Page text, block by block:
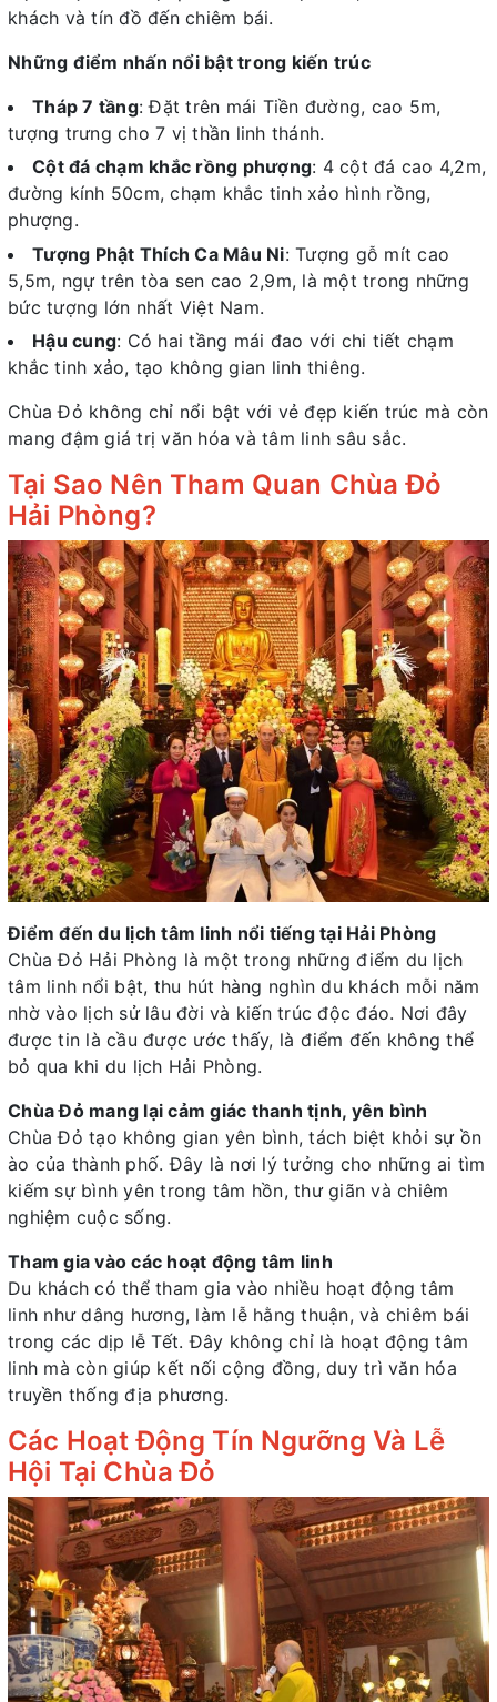
khách và tín đồ đến chiêm bái.
Những điểm nhấn nổi bật trong kiến trúc
Tháp 7 tầng: Đặt trên mái Tiền đường, cao 5m,
tượng trưng cho 7 vị thần linh thánh.
Cột đá chạm khắc rồng phượng: 4 cột đá cao 4,2m,
đường kính 50cm, chạm khắc tinh xảo hình rồng,
phượng.
Tượng Phật Thích Ca Mâu Ni: Tượng gỗ mít cao
5,5m, ngự trên tòa sen cao 2,9m, là một trong những
bức tượng lớn nhất Việt Nam.
Hậu cung: Có hai tầng mái đao với chi tiết chạm
khắc tinh xảo, tạo không gian linh thiêng.
Chùa Đỏ không chỉ nổi bật với vẻ đẹp kiến trúc mà còn
mang đậm giá trị văn hóa và tâm linh sâu sắc.
Tại Sao Nên Tham Quan Chùa Đỏ
Hải Phòng?
Điểm đến du lịch tâm linh nổi tiếng tại Hải Phòng
Chùa Đỏ Hải Phòng là một trong những điểm du lịch
tâm linh nổi bật, thu hút hàng nghìn du khách mỗi năm
nhờ vào lịch sử lâu đời và kiến trúc độc đáo. Nơi đây
được tin là cầu được ước thấy, là điểm đến không thể
bỏ qua khi du lịch Hải Phòng.
Chùa Đỏ mang lại cảm giác thanh tịnh, yên bình
Chùa Đỏ tạo không gian yên bình, tách biệt khỏi sự ồn
ào của thành phố. Đây là nơi lý tưởng cho những ai tìm
kiếm sự bình yên trong tâm hồn, thư giãn và chiêm
nghiệm cuộc sống.
Tham gia vào các hoạt động tâm linh
Du khách có thể tham gia vào nhiều hoạt động tâm
linh như dâng hương, làm lễ hằng thuận, và chiêm bái
trong các dịp lễ Tết. Đây không chỉ là hoạt động tâm
linh mà còn giúp kết nối cộng đồng, duy trì văn hóa
truyền thống địa phương.
Các Hoạt Động Tín Ngưỡng Và Lễ
Hội Tại Chùa Đỏ